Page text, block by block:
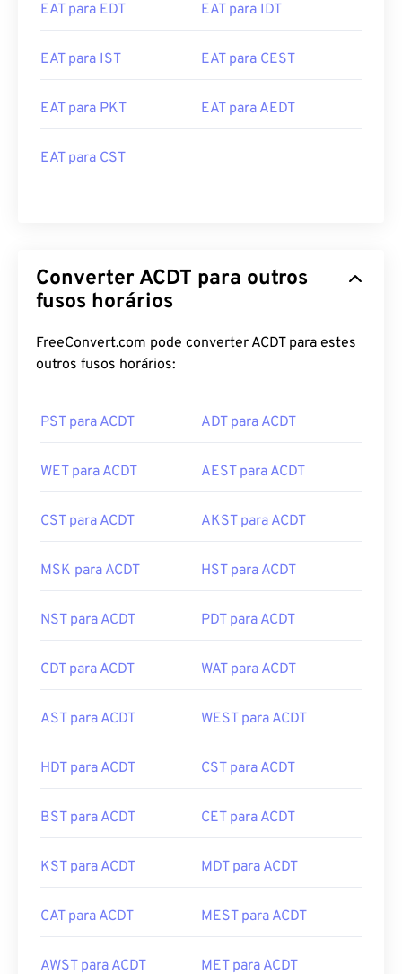
EAT para EDT EAT para IDT
EAT para IST EAT para CEST
EAT para PKT EAT para AEDT
EAT para CST
Converter ACDT para outros
fusos horários
FreeConvert.com pode converter ACDT para estes
outros fusos horários:
PST para ACDT ADT para ACDT
WET para ACDT AEST para ACDT
CST para ACDT AKST para ACDT
MSK para ACDT HST para ACDT
NST para ACDT PDT para ACDT
CDT para ACDT WAT para ACDT
AST para ACDT WEST para ACDT
HDT para ACDT CST para ACDT
BST para ACDT CET para ACDT
KST para ACDT MDT para ACDT
CAT para ACDT MEST para ACDT
AWST para ACDT MET para ACDT